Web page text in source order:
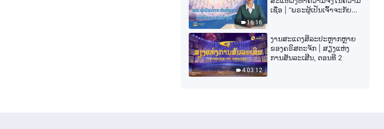
16:16
ເຊື່ອ | “ພຣະຜູ້ເປັນເຈົ້າຈະກັບຄືນ
4:03:12
ງານສະແດງສິລະປະຫຼາກຫຼາຍ
ຂອງຄຣິສຕະຈັກ | ສຽງແຫ່ງ
ການສັນລະເສີນ, ຕອນທີ 2